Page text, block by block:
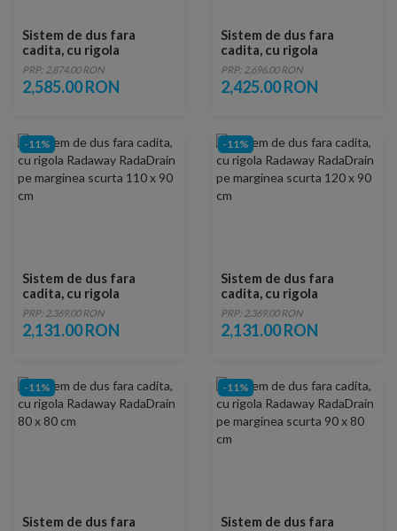
Sistem de dus fara
cadita, cu rigola
Radaway RadaDrain pe
marginea lunga 170 x 90
cm
PRP: 2,874.00 RON
2,585.00 RON
Sistem de dus fara
cadita, cu rigola
Radaway RadaDrain pe
marginea lunga 140 x 80
cm
PRP: 2,696.00 RON
2,425.00 RON
-11%
Sistem de dus fara
cadita, cu rigola
Radaway RadaDrain pe
marginea scurta 110 x
90 cm
PRP: 2,369.00 RON
2,131.00 RON
-11%
Sistem de dus fara
cadita, cu rigola
Radaway RadaDrain pe
marginea scurta 120 x
90 cm
PRP: 2,369.00 RON
2,131.00 RON
-11%
Sistem de dus fara
-11%
Sistem de dus fara